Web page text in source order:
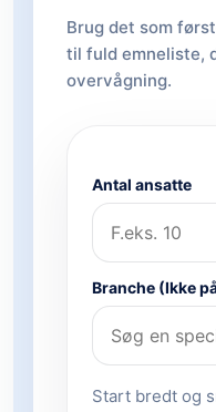
Brug det som
til fuld emneliste,
overvågning.
Antal ansatte
Branche (Ikke
Start bredt og